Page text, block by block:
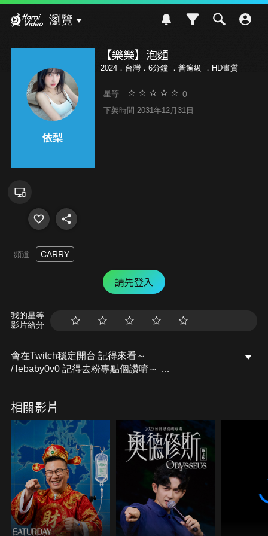
瀏覽
【樂樂】泡麵
2024．台灣．6分鐘 ． 普遍級 ．HD畫質
星等 0
下架時間 2031年12月31日
頻道 CARRY
請先登入
我的星等
影片給分
會在Twitch穩定開台 記得來看～
/ lebaby0v0 記得去粉專點個讚唷～
/ lebaby0v0 Instagram：lebaby0v0
/ lebaby0v0 本頻道授權相關請洽詢：
littlefish@mesports.com.tw
若非此窗口授權，一律概不承認。
業務合作請洽：san710501@mesports.com.tw
相關影片